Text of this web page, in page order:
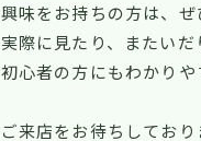
興味をお持ちの方は、
実際に見たり、またいだ
初心者の方にもわかりや
ご来店をお待ちしており